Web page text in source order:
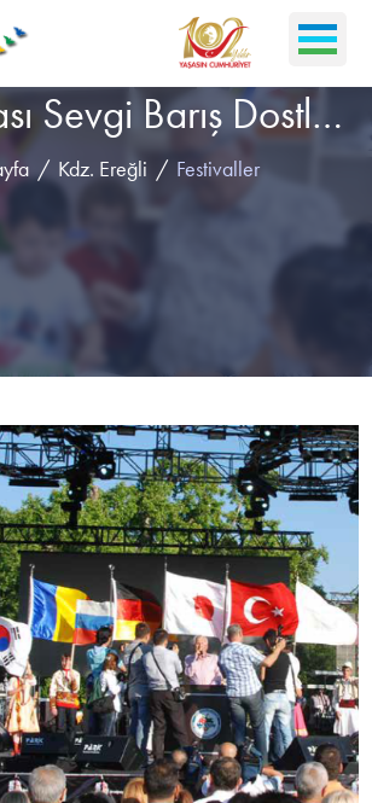
Uluslararası Sevgi Barış Dostluk Kültür ve Sanat Festivali
Kdz. Ereğli Festivaller